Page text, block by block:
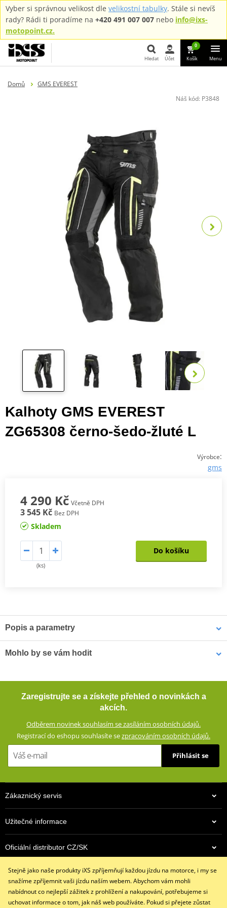
Vyber si správnou velikost dle velikostní tabulky. Stále si nevíš
rady? Rádi ti poradíme na +420 491 007 007 nebo info@ixs-
motopoint.cz.
Hledat Účet
0
Košík Menu
Domů
GMS EVEREST
Náš kód: P3848
Kalhoty GMS EVEREST
ZG65308 černo-šedo-žluté L
Výrobce:
gms
4 290 Kč Včetně DPH
3 545 Kč Bez DPH
Skladem
(ks)
Do košíku
Popis a parametry
GERMADURA® 600D (100% polyester)
Síťová podšívka (100% polyester)
TEXLAND®
Vyjímatelné a výškově nastavitelné chrániče kolen certifikované
Vyjímatelné chrániče kyčlí certifikované podle normy CE
tkaninou
Reflexní potisky na přední i zadní straně pro zvýšení pasivní
bezpečnosti
Dvě kapsy vpředu se zipem, dvě velké cargo kapsy na stehnech.
Mohlo by se vám hodit
žlutá L
Zaregistrujte se a získejte přehled o novinkách a
akcích.
Odběrem novinek souhlasím se zasíláním osobních údajů.
Registrací do eshopu souhlasíte sezpracováním osobních údajů.
Přihlásit se
Zákaznický servis
Užitečné informace
Oficiální distributor CZ/SK
Kontaktujte nás
info@ixs-motopoint.cz
Stejně jako naše produkty iXS zpříjemňují každou jízdu na motorce, i my se
snažíme zpříjemnit vaši jízdu naším webem. Abychom vám mohli
nabídnout co nejlepší zážitek z prohlížení a nakupování, potřebujeme si
uchovat informace o tom, jak náš web používáte. Pokud si přejete zůstat